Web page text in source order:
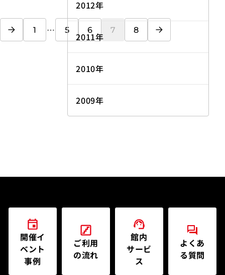
前へ 1 … 5 6 7 8 次へ
2012年
2011年
2010年
2009年
開催イ
ベント
事例
ご利用
の流れ
館内
サービ
ス
よくあ
る質問